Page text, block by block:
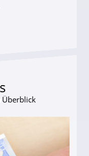
Überblick